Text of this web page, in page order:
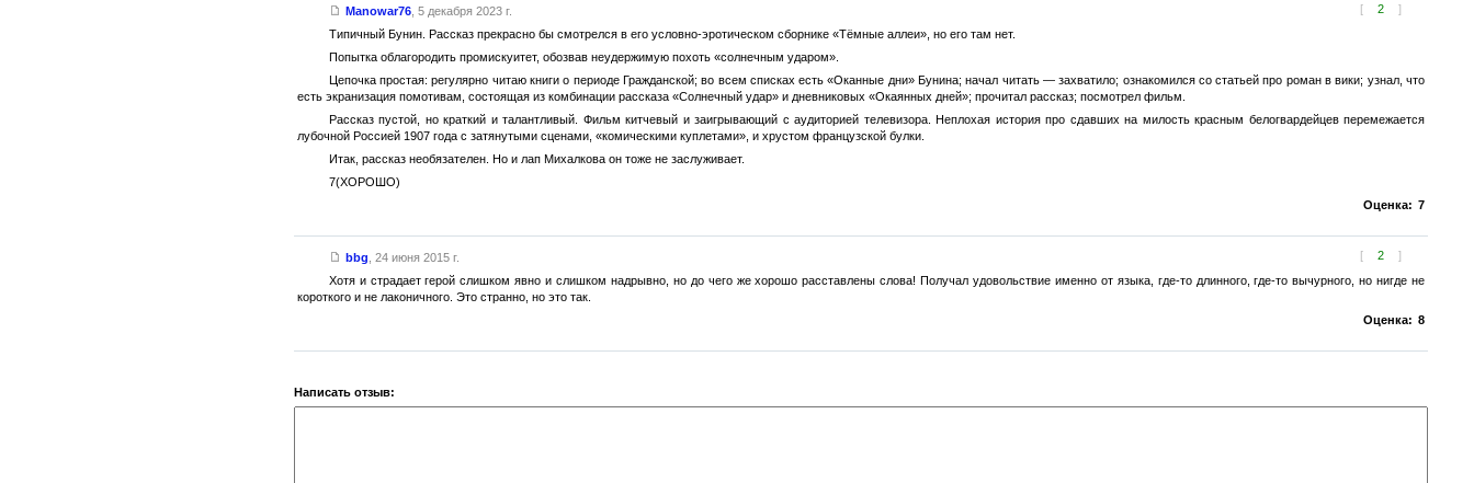
[ 2 ]
Manowar76, 5 декабря 2023 г.
Типичный Бунин. Рассказ прекрасно бы смотрелся в его условно-эротическом сборнике «Тёмные аллеи», но его там нет.
Попытка облагородить промискуитет, обозвав неудержимую похоть «солнечным ударом».
Цепочка простая: регулярно читаю книги о периоде Гражданской; во всем списках есть «Оканные дни» Бунина; начал читать — захватило; ознакомился со статьей про роман в вики; узнал, что
есть экранизация помотивам, состоящая из комбинации рассказа «Солнечный удар» и дневниковых «Окаянных дней»; прочитал рассказ; посмотрел фильм.
Рассказ пустой, но краткий и талантливый. Фильм китчевый и заигрывающий с аудиторией телевизора. Неплохая история про сдавших на милость красным белогвардейцев перемежается
лубочной Россией 1907 года с затянутыми сценами, «комическими куплетами», и хрустом французской булки.
Итак, рассказ необязателен. Но и лап Михалкова он тоже не заслуживает.
7(ХОРОШО)
Оценка: 7
[ 2 ]
bbg 24 июня 2015 г.
Хотя и страдает герой слишком явно и слишком надрывно, но до чего же хорошо расставлены слова! Получал удовольствие именно от языка, где-то длинного, где-то вычурного, но нигде не
короткого и не лаконичного. Это странно, но это так.
Оценка: 8
Написать отзыв: